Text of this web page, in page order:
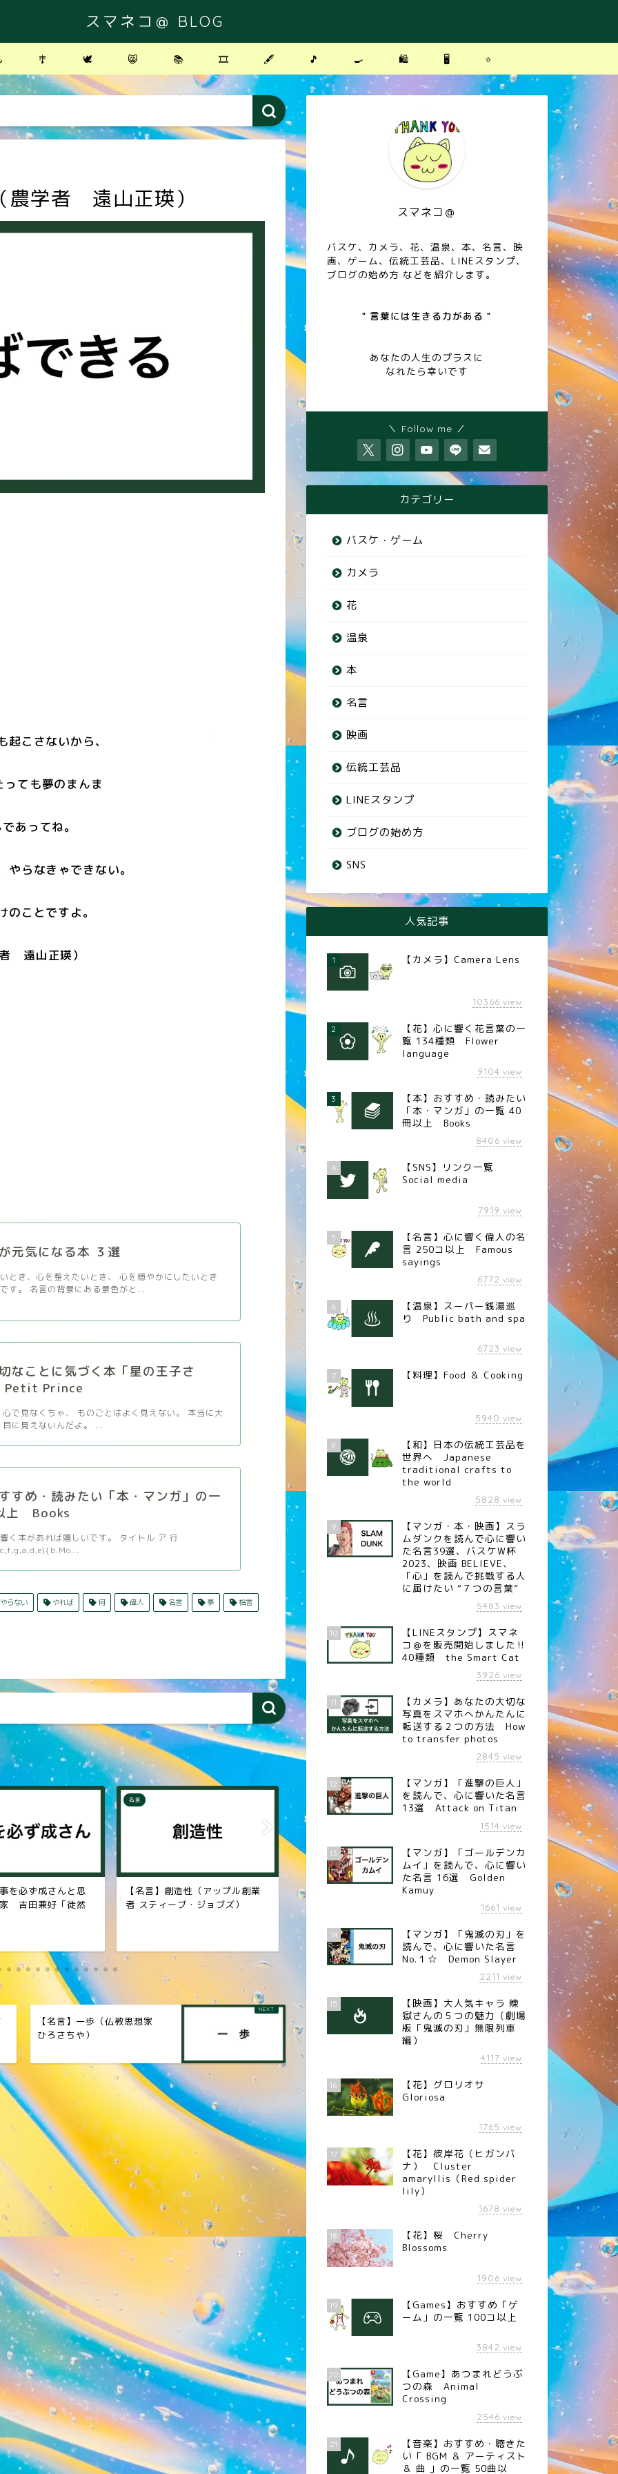
スマネコ＠ BLOG
🎐 🕊 😸 📚 🎞 🖋 🎵 🍳 🛍 🖥 ⭐️
農学者 遠山正瑛）
こさないから、
っても夢のまんま
あってね。
らなきゃできない。
ことですよ。
遠山正瑛）
元気になる本 ３選
とき、心を整えたいとき、 心を穏やかにしたいとき
す。 名言の背景にある景色がと...
なことに気づく本「星の王子さ
Prince
で見なくちゃ、 ものごとはよく見えない。 本当に大
に見えないんだよ。 ...
すめ・読みたい「本・マンガ」の一
上 Books
く本があれば嬉しいです。 タイトル ア 行
らない やれば 何 偉人 名言 夢 格言
性（アップル創業
・ジョブズ）
名言
【名言】強い決意（レオナル
ド・ダ・ヴィンチ）
【名言】一瞬の洞察力（アメリ
名言
【名言】学歴と学力（SONY創業
者 盛田昭夫）
【名言】一歩（仏教思想家
ひろさちや）
スマネコ＠
バスケ、カメラ、花、温泉、本、名言、映
画、ゲーム、伝統工芸品、LINEスタンプ、
ブログの始め方 などを紹介します。
" 言葉には生きる力がある "
あなたの人生のプラスに
なれたら幸いです
＼ Follow me ／
カテゴリー
バスケ・ゲーム
カメラ
花
温泉
本
名言
映画
伝統工芸品
LINEスタンプ
ブログの始め方
SNS
人気記事
1 【カメラ】Camera Lens
10366 view
2
【花】心に響く花言葉の一
覧 134種類 Flower
language
9104 view
3
【本】おすすめ・読みたい
「本・マンガ」の一覧 40
冊以上 Books
8406 view
4
【SNS】リンク一覧
Social media
7919 view
5
【名言】心に響く偉人の名
言 250コ以上 Famous
sayings
6772 view
6
【温泉】スーパー銭湯巡
り Public bath and spa
6723 view
7 【料理】Food ＆ Cooking
5940 view
8
【和】日本の伝統工芸品を
世界へ Japanese
traditional crafts to
the world
5828 view
9
【マンガ・本・映画】スラ
ムダンクを読んで心に響い
た名言39選、バスケW杯
2023、映画 BELIEVE、
「心」を読んで挑戦する人
に届けたい “７つの言葉”
5483 view
10
【LINEスタンプ】スマネ
コ＠を販売開始しました‼︎
40種類 the Smart Cat
3926 view
11
【カメラ】あなたの大切な
写真をスマホへかんたんに
転送する２つの方法 How
to transfer photos
2845 view
12
【マンガ】「進撃の巨人」
を読んで、心に響いた名言
13選 Attack on Titan
1514 view
13
【マンガ】「ゴールデンカ
ムイ」を読んで、心に響い
た名言 16選 Golden
Kamuy
1661 view
14
【マンガ】「鬼滅の刃」を
読んで、心に響いた名言
No.１☆ Demon Slayer
2211 view
15
【映画】大人気キャラ 煉󠄁
獄さんの５つの魅力（劇場
版「鬼滅の刃」無限列車
編）
4117 view
16
【花】グロリオサ
Gloriosa
1765 view
17
【花】彼岸花（ヒガンバ
ナ） Cluster
amaryllis（Red spider
lily）
1678 view
18
【花】桜 Cherry
Blossoms
1906 view
19
【Games】おすすめ「ゲ
ーム」の一覧 100コ以上
3842 view
20
【Game】あつまれどうぶ
つの森 Animal
Crossing
2546 view
21
【音楽】おすすめ・聴きた
い「 BGM ＆ アーティスト
＆ 曲 」の一覧 50曲以